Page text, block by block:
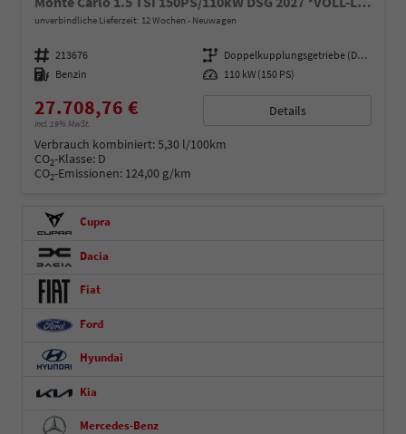
unverbindliche Lieferzeit: 12 Wochen Neuwagen
Fahrzeugnummer 213676 Getriebe
Doppelkupplungsgetriebe (DSG)
Kraftstoff Benzin Leistung 110 kW (150 PS)
27.708,76 €
incl. 19% MwSt.
Details
Verbrauch kombiniert:5,30 l/100km
CO2-Klasse: D
CO2-Emissionen: 124,00 g/km
Cupra
Dacia
Fiat
Ford
Hyundai
Kia
Mercedes-Benz